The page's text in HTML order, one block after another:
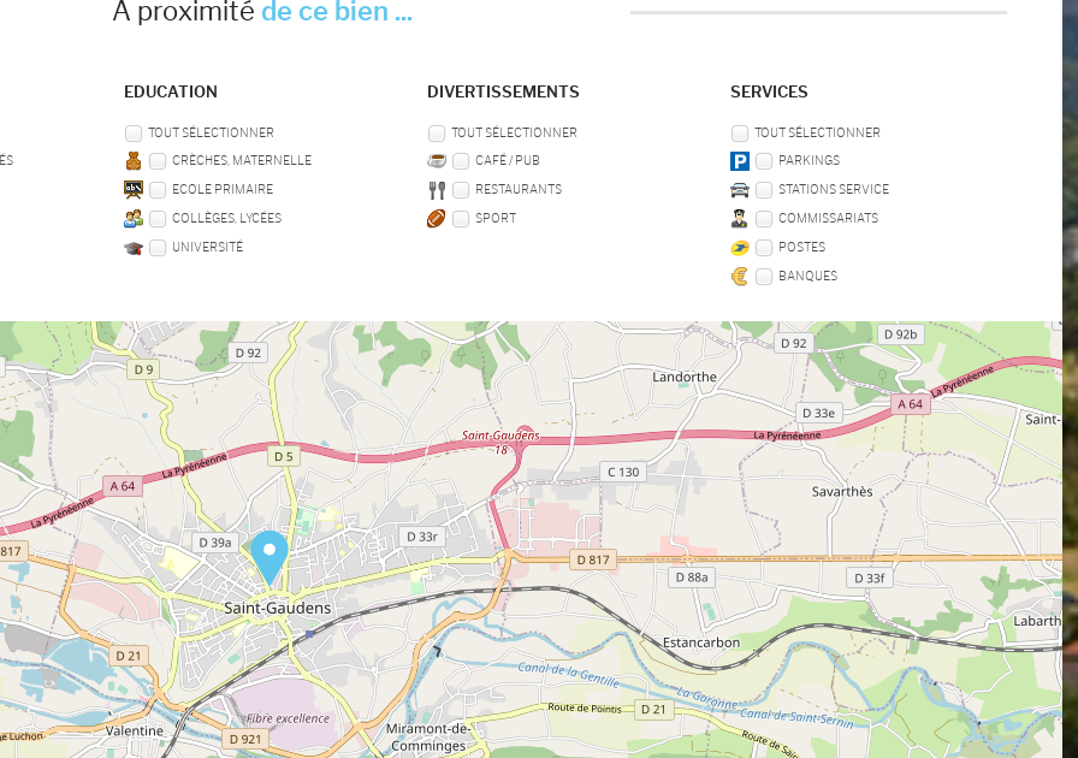
À proximité de ce bien ...
EDUCATION
TOUT SÉLECTIONNER
CRÈCHES, MATERNELLE
ECOLE PRIMAIRE
COLLÈGES, LYCÉES
UNIVERSITÉ
DIVERTISSEMENTS
TOUT SÉLECTIONNER
CAFÉ / PUB
RESTAURANTS
SPORT
SERVICES
TOUT SÉLECTIONNER
PARKINGS
STATIONS SERVICE
COMMISSARIATS
POSTES
BANQUES